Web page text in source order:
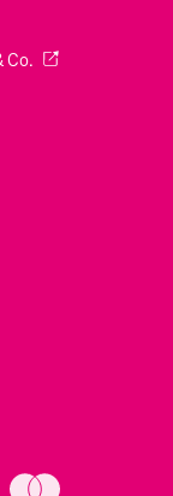
geöffnet)
Co. (Wird in einem